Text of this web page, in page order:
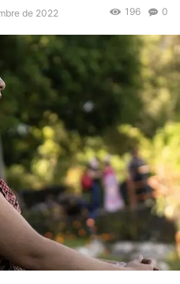
de 2022 0
196